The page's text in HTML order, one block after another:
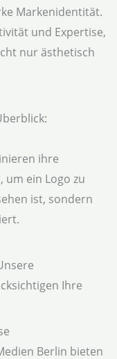
Markenidentität.
und Expertise,
nur ästhetisch
ihre
um ein Logo zu
ist, sondern
Ihre
Berlin bieten